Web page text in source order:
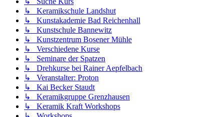
↳ Keramikschule Landshut
↳ Kunstakademie Bad Reichenhall
↳ Kunstschule Bannewitz
↳ Kunstzentrum Bosener Mühle
↳ Verschiedene Kurse
↳ Seminare der Spatzen
↳ Drehkurse bei Rainer Aepfelbach
↳ Veranstalter: Proton
↳ Kai Becker Staudt
↳ Keramikgruppe Grenzhausen
↳ Keramik Kraft Workshops